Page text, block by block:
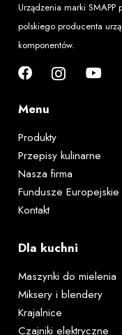
Urządzenia marki SMAPP
polskiego producenta
komponentów.
Menu
Produkty
Przepisy kulinarne
Nasza firma
Fundusze Europejskie
Kontakt
Dla kuchni
Maszynki do mielenia
Miksery i blendery
Krajalnice
Czajniki elektryczne